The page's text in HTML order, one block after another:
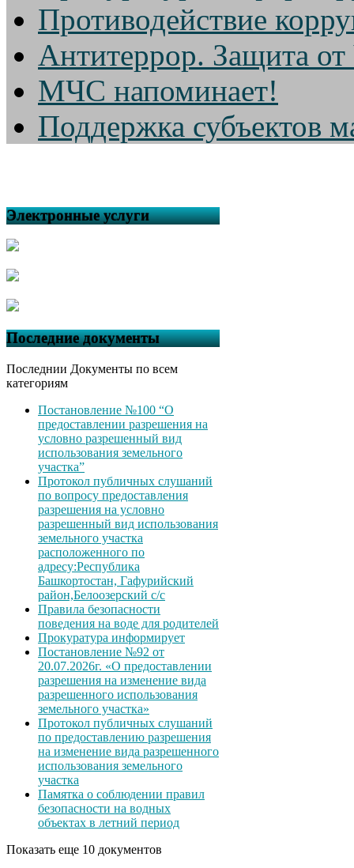
Противодействие
Антитеррор. Защита
МЧС напоминает!
Поддержка субъектов
Электронные услуги
Последние документы
Последнии Документы по всем
категориям
Постановление №100 “О
предоставлении разрешения на
условно разрешенный вид
использования земельного
участка”
Протокол публичных слушаний
по вопросу предоставления
разрешения на условно
разрешенный вид использования
земельного участка
расположенного по
адресу:Республика
Башкортостан, Гафурийский
район,Белоозерский с/с
Правила безопасности
поведения на воде для родителей
Прокуратура информирует
Постановление №92 от
20.07.2026г. «О предоставлении
разрешения на изменение вида
разрешенного использования
земельного участка»
Протокол публичных слушаний
по предоставлению разрешения
на изменение вида разрешенного
использования земельного
участка
Памятка о соблюдении правил
безопасности на водных
объектах в летний период
Показать еще 10 документов